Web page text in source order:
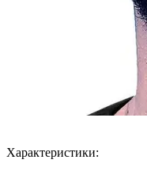
Характеристики: